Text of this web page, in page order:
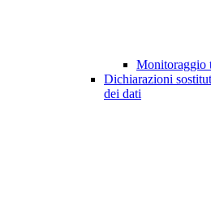
Monitoraggio
Dichiarazioni
dei dati